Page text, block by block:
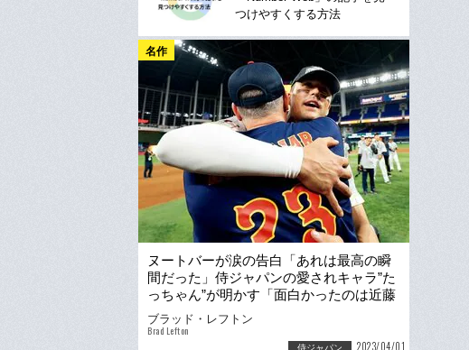
つけやすくする方法
名作
ヌートバーが涙の告白「あれは最高の瞬
間だった」侍ジャパンの愛されキャラ”た
っちゃん”が明かす「面白かったのは近藤
が僕の名前を…」
ブラッド・レフトン
Brad Lefton
侍ジャパン 2023/04/01